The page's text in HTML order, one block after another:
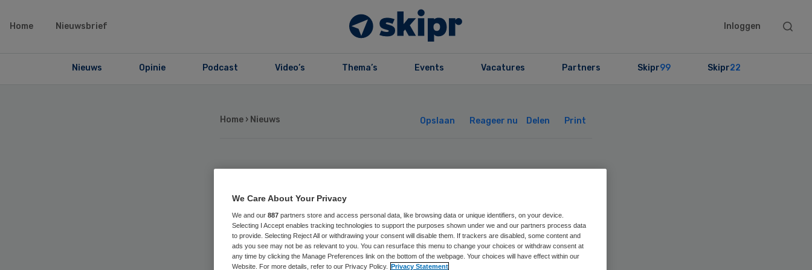
Home Nieuwsbrief Inloggen
Search
Nieuws Opinie Podcast Video’s Thema’s Events Vacatures Partners Skipr99 Skipr22
Home › Nieuws Opslaan Reageer nu Delen Print
FNV: tekort
ambulancepersoneel
rond Koningsdag
We Care About Your Privacy
We and our 887 partners store and access personal data, like browsing data or unique identifiers, on your device.
Selecting I Accept enables tracking technologies to support the purposes shown under we and our partners process data
to provide. Selecting Reject All or withdrawing your consent will disable them. If trackers are disabled, some content and
ads you see may not be as relevant to you. You can resurface this menu to change your choices or withdraw consent at
any time by clicking the Manage Preferences link on the bottom of the webpage. Your choices will have effect within our
Website. For more details, refer to our Privacy Policy.
Privacy Statement